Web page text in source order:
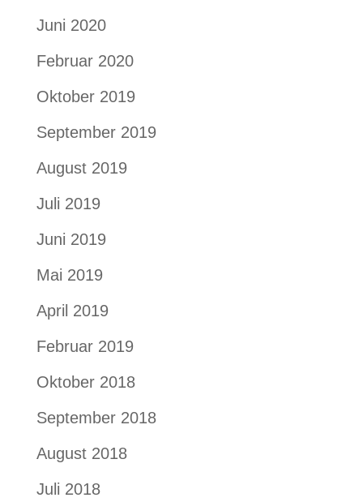
Juni 2020
Februar 2020
Oktober 2019
September 2019
August 2019
Juli 2019
Juni 2019
Mai 2019
April 2019
Februar 2019
Oktober 2018
September 2018
August 2018
Juli 2018